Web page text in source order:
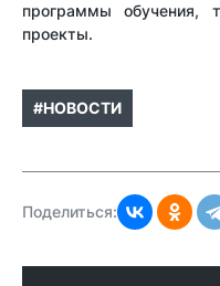
программы обучения,
проекты.
#НОВОСТИ
Поделиться: